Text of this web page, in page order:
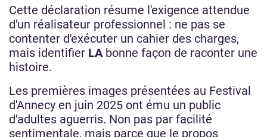
Cette déclaration résume l'exigence attendue
d'un réalisateur professionnel : ne pas se
contenter d'exécuter un cahier des charges,
mais identifier LA bonne façon de raconter une
histoire.
Les premières images présentées au Festival
d'Annecy en juin 2025 ont ému un public
d'adultes aguerris. Non pas par facilité
sentimentale, mais parce que le propos